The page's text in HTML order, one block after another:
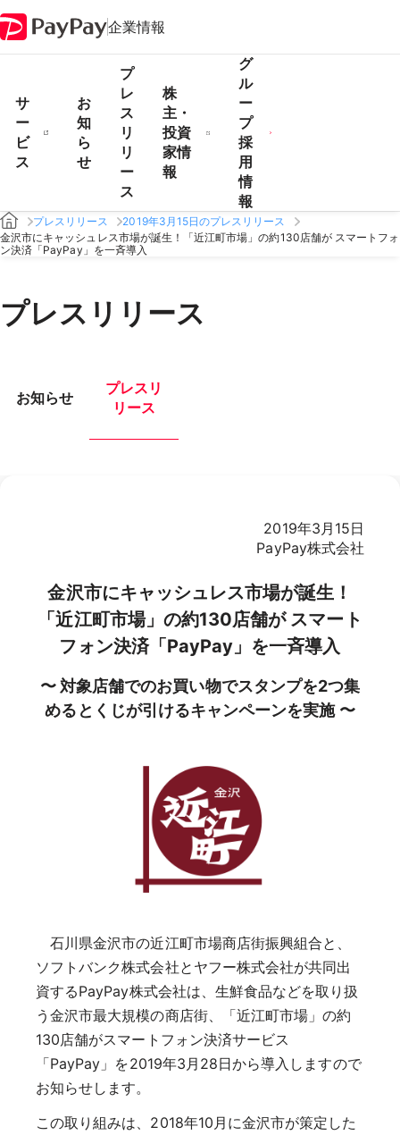
企業情報
サ
ー
ビ
ス
お
知
ら
せ
プ
レ
ス
リ
リ
ー
ス
株
主・
投資
家情
報
グ
ル
ー
プ
採
用
情
報
プレスリリース
2019年3月15日のプレスリリース
金沢市にキャッシュレス市場が誕生！「近江町市場」の約130店舗が スマートフォ
ン決済「PayPay」を一斉導入
プレスリリース
お知らせ
プレスリ
リース
2019年3月15日
PayPay株式会社
金沢市にキャッシュレス市場が誕生！
「近江町市場」の約130店舗が スマート
フォン決済「PayPay」を一斉導入
〜 対象店舗でのお買い物でスタンプを2つ集
めるとくじが引けるキャンペーンを実施 〜
石川県金沢市の近江町市場商店街振興組合と、
ソフトバンク株式会社とヤフー株式会社が共同出
資するPayPay株式会社は、生鮮食品などを取り扱
う金沢市最大規模の商店街、「近江町市場」の約
130店舗がスマートフォン決済サービス
「PayPay」を2019年3月28日から導入しますので
お知らせします。
この取り組みは、2018年10月に金沢市が策定した